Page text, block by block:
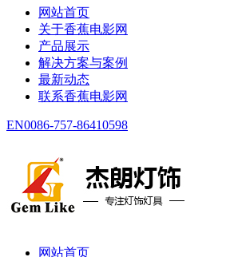
网站首页
关于香蕉电影网
产品展示
解决方案与案例
最新动态
联系香蕉电影网
EN0086-757-86410598
网站首页